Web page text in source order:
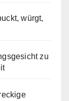
würgt,
zu